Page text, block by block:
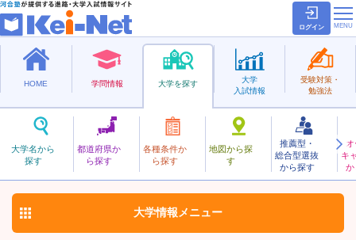
ログイン
HOME 学問情報 大学を探す
大学名から
探す
都道府県か
ら探す
各種条件か
ら探す
地図から探
す
推薦型・
総合型選抜
から探す
キ
か
大学
入試情報
受験対策・
勉強法
私立
とうきょうこうか
東京工科大学 お気に入り
大学情報 メニュー